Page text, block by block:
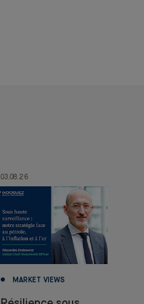
03.08.26
MARKET VIEWS